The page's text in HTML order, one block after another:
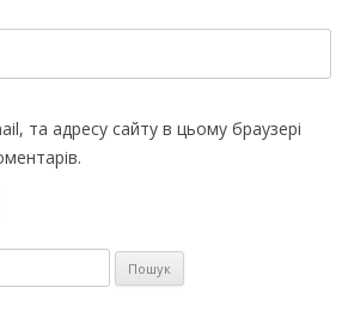
та адресу сайту в цьому браузері